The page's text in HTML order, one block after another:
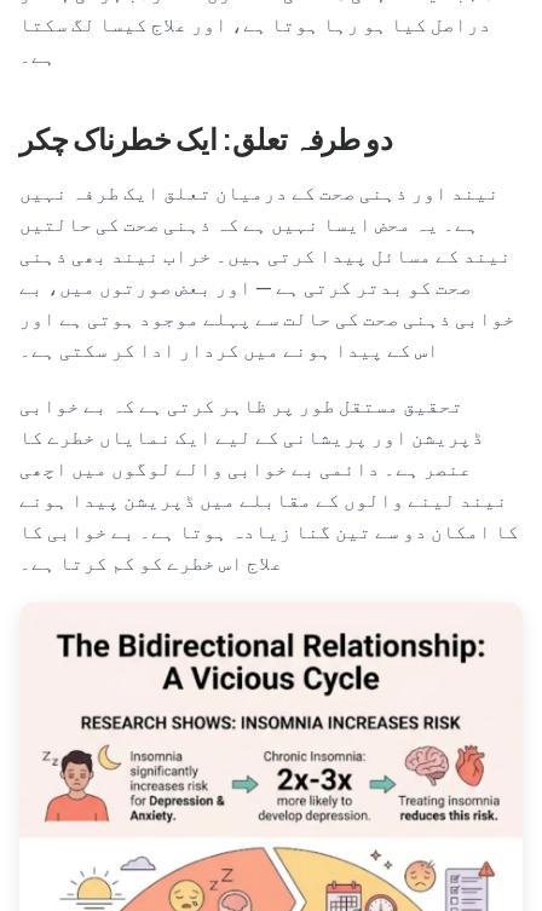
دراصل کیا ہو رہا ہوتا ہے، اور علاج کیسا لگ سکتا
ہے۔
دو طرفہ تعلق: ایک خطرناک چکر
نیند اور ذہنی صحت کے درمیان تعلق ایک طرفہ نہیں
ہے۔ یہ محض ایسا نہیں ہے کہ ذہنی صحت کی حالتیں
نیند کے مسائل پیدا کرتی ہیں۔ خراب نیند بھی ذہنی
صحت کو بدتر کرتی ہے — اور بعض صورتوں میں، بے
خوابی ذہنی صحت کی حالت سے پہلے موجود ہوتی ہے اور
اس کے پیدا ہونے میں کردار ادا کر سکتی ہے۔
تحقیق مستقل طور پر ظاہر کرتی ہے کہ بے خوابی
ڈپریشن اور پریشانی کے لیے ایک نمایاں خطرے کا
عنصر ہے۔ دائمی بے خوابی والے لوگوں میں اچھی
نیند لینے والوں کے مقابلے میں ڈپریشن پیدا ہونے
کا امکان دو سے تین گنا زیادہ ہوتا ہے۔ بے خوابی کا
علاج اس خطرے کو کم کرتا ہے۔